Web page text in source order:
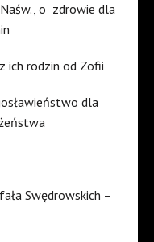
o zdrowie dla
ich rodzin od Zofii
dla
Swędrowskich –